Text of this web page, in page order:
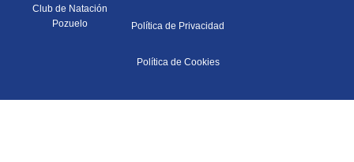
Club de Natación
Pozuelo
Política de Privacidad
Política de Cookies